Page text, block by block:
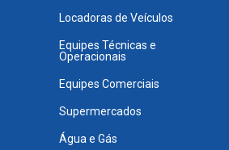
Locadoras de Veículos
Equipes Técnicas e
Operacionais
Equipes Comerciais
Supermercados
Água e Gás